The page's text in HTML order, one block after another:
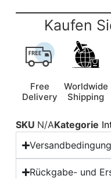
Kaufen
Free
Delivery
Worldwide
Shipping
SKU N/AKategorie
Rückgabe- und